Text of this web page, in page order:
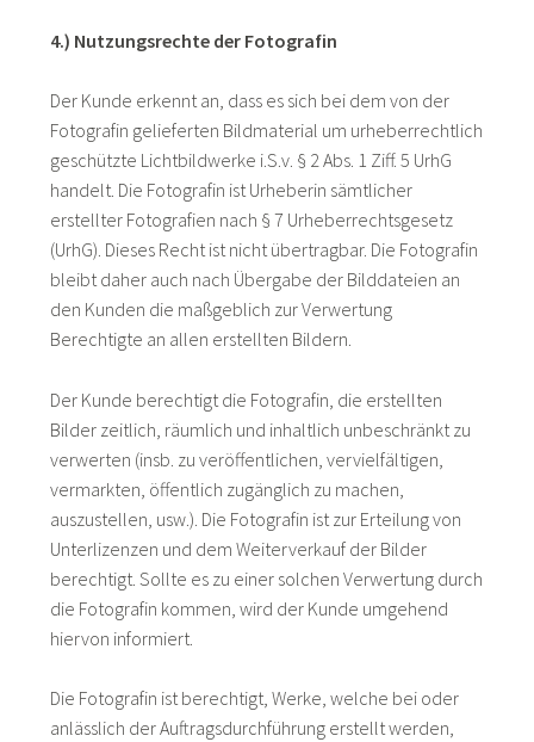
4.) Nutzungsrechte der Fotografin
Der Kunde erkennt an, dass es sich bei dem von der
Fotografin gelieferten Bildmaterial um urheberrechtlich
geschützte Lichtbildwerke i.S.v. § 2 Abs. 1 Ziff. 5 UrhG
handelt. Die Fotografin ist Urheberin sämtlicher
erstellter Fotografien nach § 7 Urheberrechtsgesetz
(UrhG). Dieses Recht ist nicht übertragbar. Die Fotografin
bleibt daher auch nach Übergabe der Bilddateien an
den Kunden die maßgeblich zur Verwertung
Berechtigte an allen erstellten Bildern.
Der Kunde berechtigt die Fotografin, die erstellten
Bilder zeitlich, räumlich und inhaltlich unbeschränkt zu
verwerten (insb. zu veröffentlichen, vervielfältigen,
vermarkten, öffentlich zugänglich zu machen,
auszustellen, usw.). Die Fotografin ist zur Erteilung von
Unterlizenzen und dem Weiterverkauf der Bilder
berechtigt. Sollte es zu einer solchen Verwertung durch
die Fotografin kommen, wird der Kunde umgehend
hiervon informiert.
Die Fotografin ist berechtigt, Werke, welche bei oder
anlässlich der Auftragsdurchführung erstellt werden,